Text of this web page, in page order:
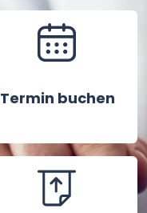
Termin buchen